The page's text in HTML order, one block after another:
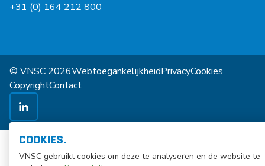
+31 (0) 164 212 800
© VNSC 2026WebtoegankelijkheidPrivacyCookies
CopyrightContact
COOKIES.
VNSC gebruikt cookies om deze te analyseren en de website te